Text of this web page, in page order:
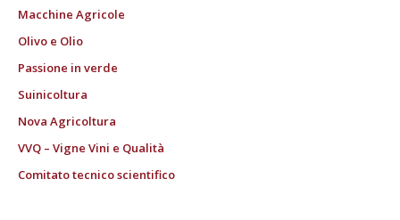
Macchine Agricole
Olivo e Olio
Passione in verde
Suinicoltura
Nova Agricoltura
VVQ – Vigne Vini e Qualità
Comitato tecnico scientifico